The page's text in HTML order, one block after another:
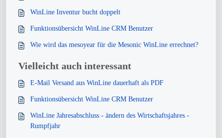
WinLine Inventur bucht doppelt
Funktionsübersicht WinLine CRM Benutzer
Wie wird das mesoyear für die Mesonic WinLine errechnet?
Vielleicht auch interessant
E-Mail Versand aus WinLine dauerhaft als PDF
Funktionsübersicht WinLine CRM Benutzer
WinLine Jahresabschluss - ändern des Wirtschaftsjahres -
Rumpfjahr